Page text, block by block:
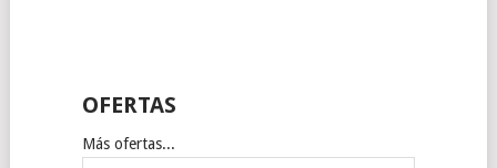
OFERTAS
Más ofertas...